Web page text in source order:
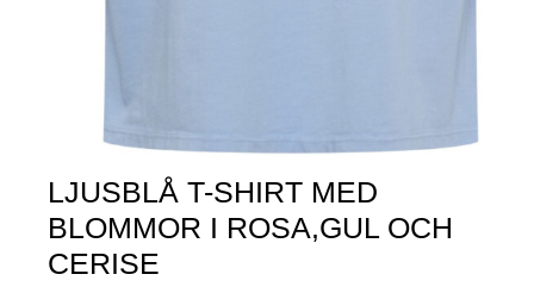
LJUSBLÅ T-SHIRT MED
BLOMMOR I ROSA,GUL OCH
CERISE